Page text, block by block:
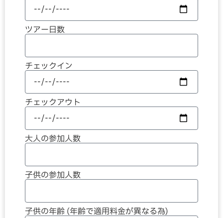
ツアー日数
チェックイン
チェックアウト
大人の参加人数
子供の参加人数
子供の年齢 (年齢で適用料金が異なる為)